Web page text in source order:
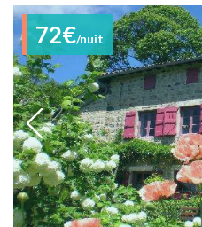
72€/nuit